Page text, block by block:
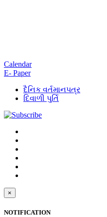
Calendar
E- Paper
દૈનિક વર્તમાનપત્ર
દિવાળી પુર્તિ
×
NOTIFICATION